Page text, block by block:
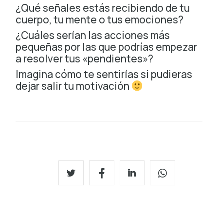
¿Qué señales estás recibiendo de tu
cuerpo, tu mente o tus emociones?
¿Cuáles serían las acciones más
pequeñas por las que podrías empezar
a resolver tus «pendientes»?
Imagina cómo te sentirías si pudieras
dejar salir tu motivación